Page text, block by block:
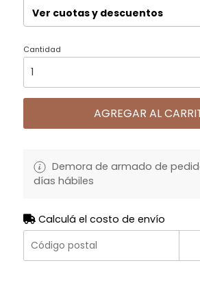
Ver cuotas y descuentos
Cantidad
AGREGAR AL
Demora de armado de
días hábiles
Calculá el costo de envío